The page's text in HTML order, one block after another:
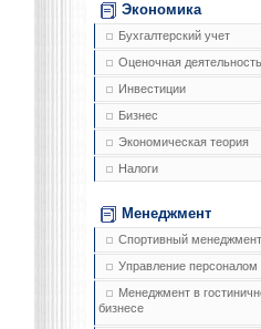
Экономика
Бухгалтерский учет
Оценочная деятельность
Инвестиции
Бизнес
Экономическая теория
Налоги
Менеджмент
Спортивный менеджмент
Управление персоналом
Менеджмент в
бизнесе